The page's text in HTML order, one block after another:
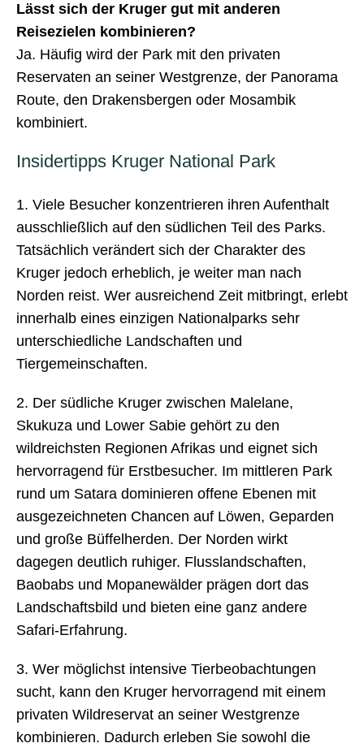
Lässt sich der Kruger gut mit anderen
Reisezielen kombinieren?
Ja. Häufig wird der Park mit den privaten
Reservaten an seiner Westgrenze, der Panorama
Route, den Drakensbergen oder Mosambik
kombiniert.
Insidertipps Kruger National Park
1. Viele Besucher konzentrieren ihren Aufenthalt
ausschließlich auf den südlichen Teil des Parks.
Tatsächlich verändert sich der Charakter des
Kruger jedoch erheblich, je weiter man nach
Norden reist. Wer ausreichend Zeit mitbringt, erlebt
innerhalb eines einzigen Nationalparks sehr
unterschiedliche Landschaften und
Tiergemeinschaften.
2. Der südliche Kruger zwischen Malelane,
Skukuza und Lower Sabie gehört zu den
wildreichsten Regionen Afrikas und eignet sich
hervorragend für Erstbesucher. Im mittleren Park
rund um Satara dominieren offene Ebenen mit
ausgezeichneten Chancen auf Löwen, Geparden
und große Büffelherden. Der Norden wirkt
dagegen deutlich ruhiger. Flusslandschaften,
Baobabs und Mopanewälder prägen dort das
Landschaftsbild und bieten eine ganz andere
Safari-Erfahrung.
3. Wer möglichst intensive Tierbeobachtungen
sucht, kann den Kruger hervorragend mit einem
privaten Wildreservat an seiner Westgrenze
kombinieren. Dadurch erleben Sie sowohl die